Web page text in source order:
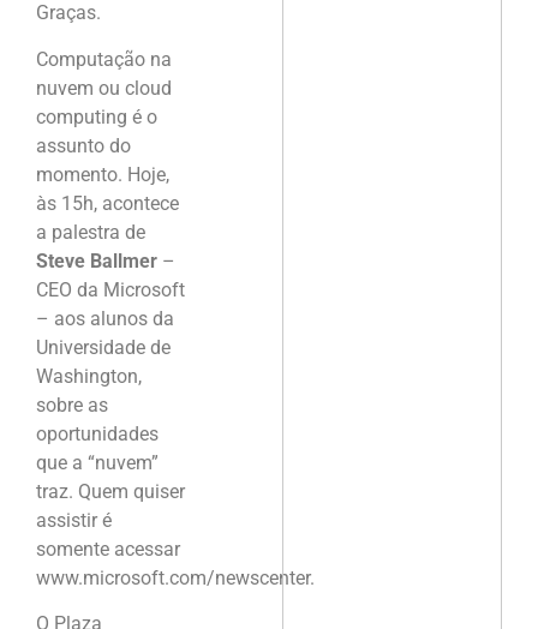
Graças.
Computação na
nuvem ou cloud
computing é o
assunto do
momento. Hoje,
às 15h, acontece
a palestra de
Steve Ballmer –
CEO da Microsoft
– aos alunos da
Universidade de
Washington,
sobre as
oportunidades
que a “nuvem”
traz. Quem quiser
assistir é
somente acessar
www.microsoft.com/newscenter.
O Plaza